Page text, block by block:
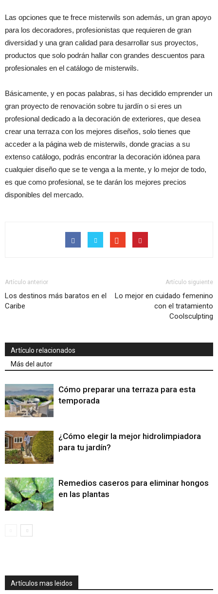
Las opciones que te frece misterwils son además, un gran apoyo
para los decoradores, profesionistas que requieren de gran
diversidad y una gran calidad para desarrollar sus proyectos,
productos que solo podrán hallar con grandes descuentos para
profesionales en el catálogo de misterwils.
Básicamente, y en pocas palabras, si has decidido emprender un
gran proyecto de renovación sobre tu jardín o si eres un
profesional dedicado a la decoración de exteriores, que desea
crear una terraza con los mejores diseños, solo tienes que
acceder a la página web de misterwils, donde gracias a su
extenso catálogo, podrás encontrar la decoración idónea para
cualquier diseño que se te venga a la mente, y lo mejor de todo,
es que como profesional, se te darán los mejores precios
disponibles del mercado.
Artículo anterior
Los destinos más baratos en el
Caribe
Artículo siguiente
Lo mejor en cuidado femenino
con el tratamiento
Coolsculpting
Artículo relacionados
Más del autor
Cómo preparar una terraza para esta
temporada
¿Cómo elegir la mejor hidrolimpiadora
para tu jardín?
Remedios caseros para eliminar hongos
en las plantas
Artículos mas leidos